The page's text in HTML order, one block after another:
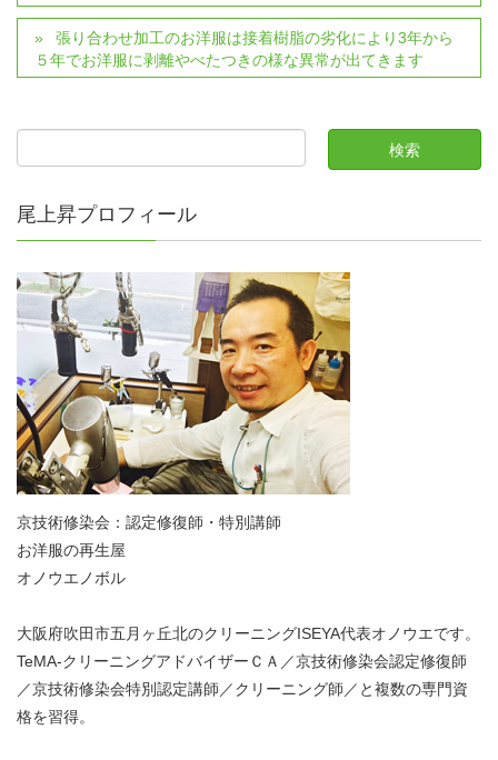
張り合わせ加工のお洋服は接着樹脂の劣化により3年から
５年でお洋服に剥離やべたつきの様な異常が出てきます
尾上昇プロフィール
京技術修染会：認定修復師・特別講師
お洋服の再生屋
オノウエノボル
大阪府吹田市五月ヶ丘北のクリーニングISEYA代表オノウエです。
TeMA-クリーニングアドバイザーＣＡ／京技術修染会認定修復師
／京技術修染会特別認定講師／クリーニング師／と複数の専門資
格を習得。